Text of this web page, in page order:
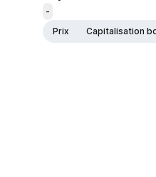
-
Prix
Capitalisation